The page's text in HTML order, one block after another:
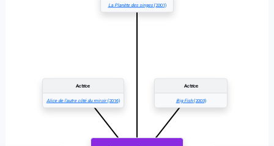
La Planète des singes(2001)
Actrice
Big Fish(2003)
Actrice
Alice de l'autre côté du miroir(2016)